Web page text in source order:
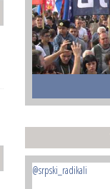
@srpski_radikali